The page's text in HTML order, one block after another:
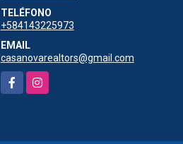
TELÉFONO
+584143225973
EMAIL
casanovarealtors@gmail.com
FacebookInstagram